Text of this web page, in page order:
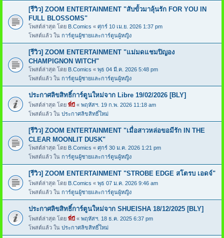
[รีวิว] ZOOM ENTERTAINMENT "สับขั้วมาลุ้นรัก FOR YOU IN
FULL BLOSSOMS"
โพสต์ล่าสุด โดย B.Comics « ศุกร์ 10 เม.ย. 2026 1:37 pm
โพสต์แล้ว ใน การ์ตูนผู้ชายและการ์ตูนผู้หญิง
[รีวิว] ZOOM ENTERTAINMENT "แม่มดแชมปิญอง
CHAMPIGNON WITCH"
โพสต์ล่าสุด โดย B.Comics « พุธ 04 มี.ค. 2026 5:48 pm
โพสต์แล้ว ใน การ์ตูนผู้ชายและการ์ตูนผู้หญิง
ประกาศลิขสิทธิ์การ์ตูนใหม่จาก Libre 19/02/2026 [BLY]
โพสต์ล่าสุด โดย พี่บี « พฤหัสฯ. 19 ก.พ. 2026 11:18 am
โพสต์แล้ว ใน ประกาศลิขสิทธิ์ใหม่
[รีวิว] ZOOM ENTERTAINMENT "เมื่อสาวหล่อขอมีรัก IN THE
CLEAR MOONLIT DUSK"
โพสต์ล่าสุด โดย B.Comics « ศุกร์ 30 ม.ค. 2026 1:21 pm
โพสต์แล้ว ใน การ์ตูนผู้ชายและการ์ตูนผู้หญิง
[รีวิว] ZOOM ENTERTAINMENT "STROBE EDGE สโตรบ เอดจ์"
โพสต์ล่าสุด โดย B.Comics « พุธ 07 ม.ค. 2026 9:46 am
โพสต์แล้ว ใน การ์ตูนผู้ชายและการ์ตูนผู้หญิง
ประกาศลิขสิทธิ์การ์ตูนใหม่จาก SHUEISHA 18/12/2025 [BLY]
โพสต์ล่าสุด โดย พี่บี « พฤหัสฯ. 18 ธ.ค. 2025 6:37 pm
โพสต์แล้ว ใน ประกาศลิขสิทธิ์ใหม่